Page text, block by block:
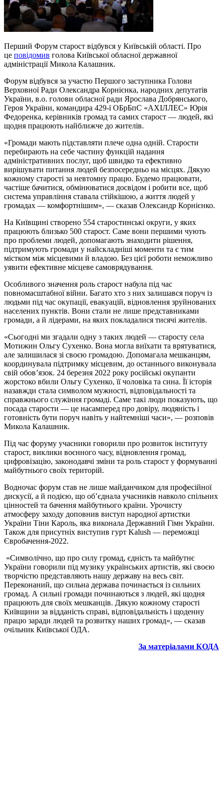
Перший Форум старост відбувся у Київській області. Про
це повідомив голова Київської обласної державної
адміністрації Микола Калашник.
Форум відбувся за участю Першого заступника Голови
Верховної Ради Олександра Корнієнка, народних депутатів
України, в.о. голови обласної ради Ярослава Добрянського,
Героя України, командира 429-ї ОБрБпС «АХІЛЛЕС» Юрія
Федоренка, керівників громад та самих старост — людей, які
щодня працюють найближче до жителів.
«Громади мають підставляти плече одна одній. Старости
перебирають на себе частину функцій надання
адміністративних послуг, щоб швидко та ефективно
вирішувати питання людей безпосередньо на місцях. Дякую
кожному старості за невтомну працю. Будемо працювати,
частіше бачитися, обмінюватися досвідом і робити все, щоб
система управління ставала стійкішою, а життя людей у
громадах — комфортнішим», — сказав Олександр Корнієнко.
На Київщині створено 554 старостинські округи, у яких
працюють близько 500 старост. Саме вони першими чують
про проблеми людей, допомагають знаходити рішення,
підтримують громади у найскладніші моменти та є тим
містком між місцевими й владою. Без цієї роботи неможливо
уявити ефективне місцеве самоврядування.
Особливого значення роль старост набула під час
повномасштабної війни. Багато хто з них залишався поруч із
людьми під час окупації, евакуацій, відновлення зруйнованих
населених пунктів. Вони стали не лише представниками
громади, а й лідерами, на яких покладалися тисячі жителів.
«Сьогодні ми згадали одну з таких людей — старосту села
Мотижин Ольгу Сухенко. Вона могла виїхати та врятуватися,
але залишилася зі своєю громадою. Допомагала мешканцям,
координувала підтримку місцевим, до останнього виконувала
свій обов’язок. 24 березня 2022 року російські окупанти
жорстоко вбили Ольгу Сухенко, її чоловіка та сина. Її історія
назавжди стала символом мужності, відповідальності та
справжнього служіння громаді. Саме такі люди показують, що
посада старости — це насамперед про довіру, людяність і
готовність бути поруч навіть у найтемніші часи», — розповів
Микола Калашник.
Під час форуму учасники говорили про розвиток інституту
старост, виклики воєнного часу, відновлення громад,
цифровізацію, законодавчі зміни та роль старост у формуванні
майбутнього своїх територій.
Водночас форум став не лише майданчиком для професійної
дискусії, а й подією, що об’єднала учасників навколо спільних
цінностей та бачення майбутнього країни. Урочисту
атмосферу заходу доповнив виступ народної артистки
України Тіни Кароль, яка виконала Державний Гімн України.
Також для присутніх виступив гурт Kalush — переможці
Євробачення-2022.
«Символічно, що про силу громад, єдність та майбутнє
України говорили під музику українських артистів, які своєю
творчістю представляють нашу державу на весь світ.
Переконаний, що сильна держава починається із сильних
громад. А сильні громади починаються з людей, які щодня
працюють для своїх мешканців. Дякую кожному старості
Київщини за відданість справі, відповідальність і щоденну
працю заради людей та розвитку наших громад», — сказав
очільник Київської ОДА.
За матеріалами КОДА